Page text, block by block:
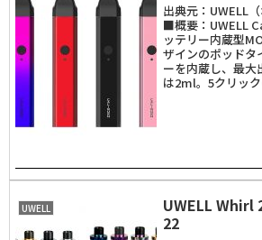
出典元：UWELL
■概要：UWELL
ッテリー内蔵型
ザインのポッドタ
ーを内蔵し、最大
は2ml。5クリッ
UWELL
UWELL Whirl
22